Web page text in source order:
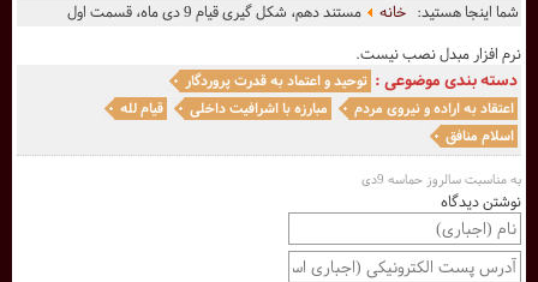
شما اینجا هستید:خانه
مستند دهم، شکل گیری قیام 9 دی ماه، قسمت اول
نرم افزار مبدل نصب نیست.
دسته بندی موضوعی : توحید و اعتماد به قدرت پروردگار
اعتقاد به اراده و نیروی مردم
مبارزه با اشرافیت داخلی
قیام لله
اسلام منافق
به مناسبت سالروز حماسه 9دی
نوشتن دیدگاه